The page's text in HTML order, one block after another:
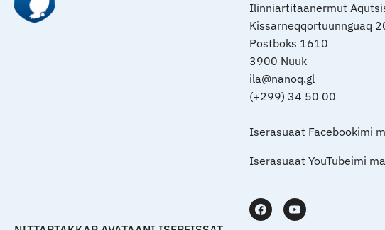
Ilinniartitaanermut
Kissarneqqortuunnguaq
Postboks 1610
3900 Nuuk
ila@nanoq.gl
(+299) 34 50 00
Iserasuaat Facebookimi
Iserasuaat YouTubeimi